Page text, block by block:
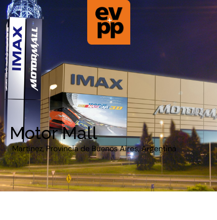
Motor Mall
Martínez, Provincia de Buenos Aires, Argentina